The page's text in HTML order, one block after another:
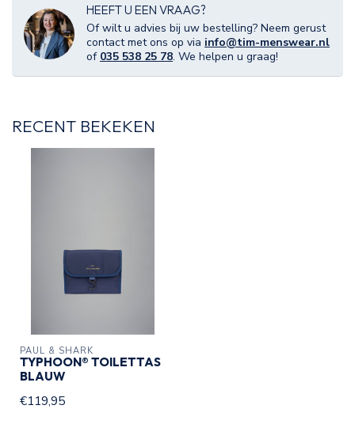
HEEFT U EEN VRAAG?
Of wilt u advies bij uw bestelling? Neem gerust
contact met ons op via info@tim-menswear.nl
of 035 538 25 78. We helpen u graag!
RECENT BEKEKEN
PAUL & SHARK
TYPHOON® TOILETTAS
BLAUW
€119,95